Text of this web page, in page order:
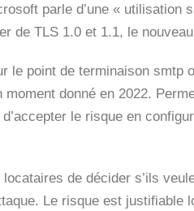
parle d’une « utilisation
de TLS 1.0 et 1.1, le
le point de terminaison
donné en 2022.
le risque en
de décider s’ils
Le risque est justifiable